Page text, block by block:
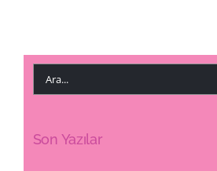
Ara:
Son Yazılar